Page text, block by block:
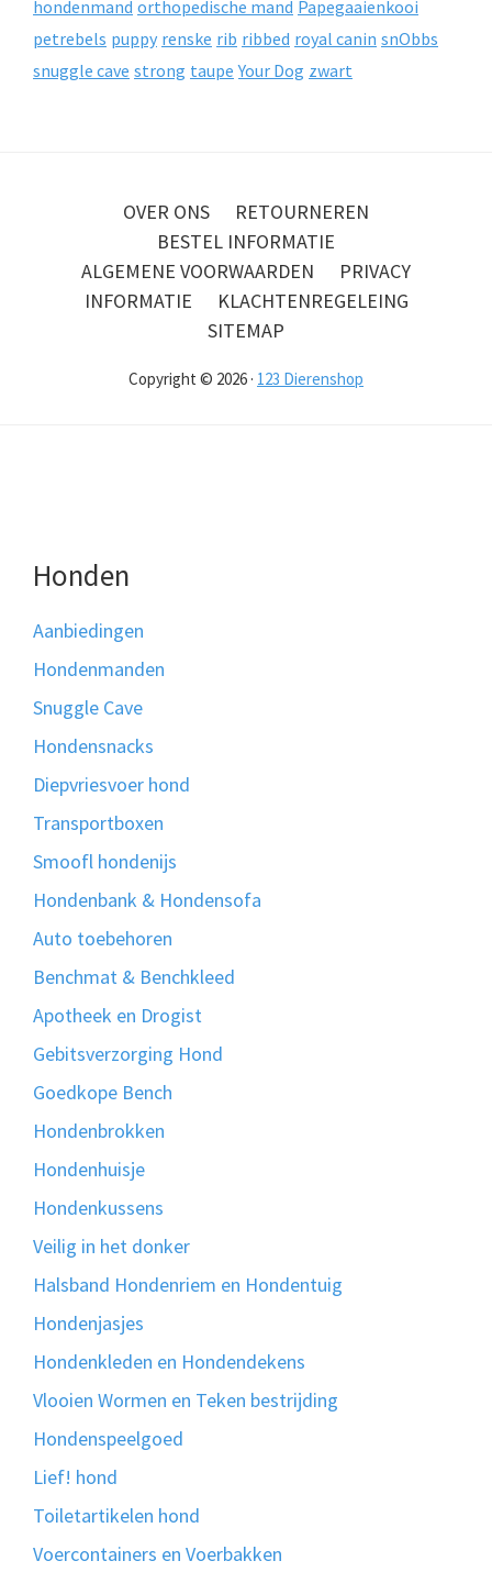
hondenmand orthopedische mand Papegaaienkooi
petrebels puppy renske rib ribbed royal canin snObbs
snuggle cave strong taupe Your Dog zwart
OVER ONS
RETOURNEREN
BESTEL INFORMATIE
ALGEMENE VOORWAARDEN
PRIVACY
INFORMATIE
KLACHTENREGELEING
SITEMAP
Copyright © 2026 · 123 Dierenshop
Honden
Aanbiedingen
Hondenmanden
Snuggle Cave
Hondensnacks
Diepvriesvoer hond
Transportboxen
Smoofl hondenijs
Hondenbank & Hondensofa
Auto toebehoren
Benchmat & Benchkleed
Apotheek en Drogist
Gebitsverzorging Hond
Goedkope Bench
Hondenbrokken
Hondenhuisje
Hondenkussens
Veilig in het donker
Halsband Hondenriem en Hondentuig
Hondenjasjes
Hondenkleden en Hondendekens
Vlooien Wormen en Teken bestrijding
Hondenspeelgoed
Lief! hond
Toiletartikelen hond
Voercontainers en Voerbakken